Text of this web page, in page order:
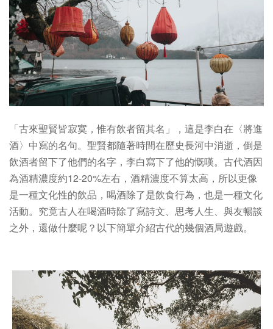
「古來聖賢皆寂寞，惟有飲者留其名」，這是李白在〈將進
酒〉中寫的名句。聖賢都隨著時間在歷史長河中消逝，倒是
飲酒者留下了他們的名字，李白寫下了他的慨嘆。古代酒因
為酒精濃度約12-20%左右，酒精濃度不算太高，所以更像
是一種文化性的飲品，喝酒除了是飲食行為，也是一種文化
活動。究竟古人在喝酒時除了寫詩文、思考人生、與友暢談
之外，還做什麼呢？以下簡單介紹古代的幾個酒局遊戲。